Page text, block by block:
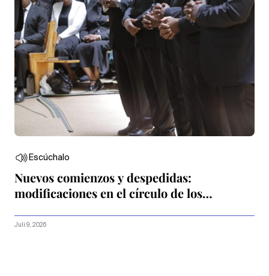
Escúchalo
Nuevos comienzos y despedidas:
modificaciones en el círculo de los
Juli 9, 2026